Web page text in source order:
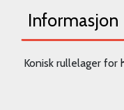
Informasjon
Konisk rullelager for